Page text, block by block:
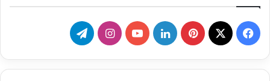
فيسبوك
‫X بينتيريستلينكدإن‫YouTube
انستقرامتيلقرام